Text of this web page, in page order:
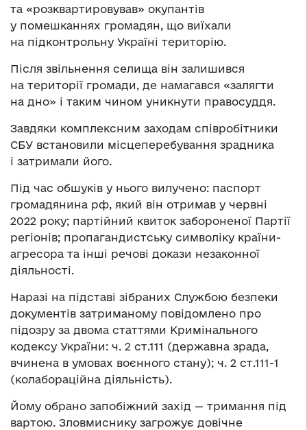
та «розквартировував» окупантів
у помешканнях громадян, що виїхали
на підконтрольну Україні територію.
Після звільнення селища він залишився
на території громади, де намагався «залягти
на дно» і таким чином уникнути правосуддя.
Завдяки комплексним заходам співробітники
СБУ встановили місцеперебування зрадника
і затримали його.
Під час обшуків у нього вилучено: паспорт
громадянина рф, який він отримав у червні
2022 року; партійний квиток забороненої Партії
регіонів; пропагандистську символіку країни-
агресора та інші речові докази незаконної
діяльності.
Наразі на підставі зібраних Службою безпеки
документів затриманому повідомлено про
підозру за двома статтями Кримінального
кодексу України: ч. 2 ст.111 (державна зрада,
вчинена в умовах воєнного стану); ч. 2 ст.111-1
(колабораційна діяльність).
Йому обрано запобіжний захід — тримання під
вартою. Зловмиснику загрожує довічне